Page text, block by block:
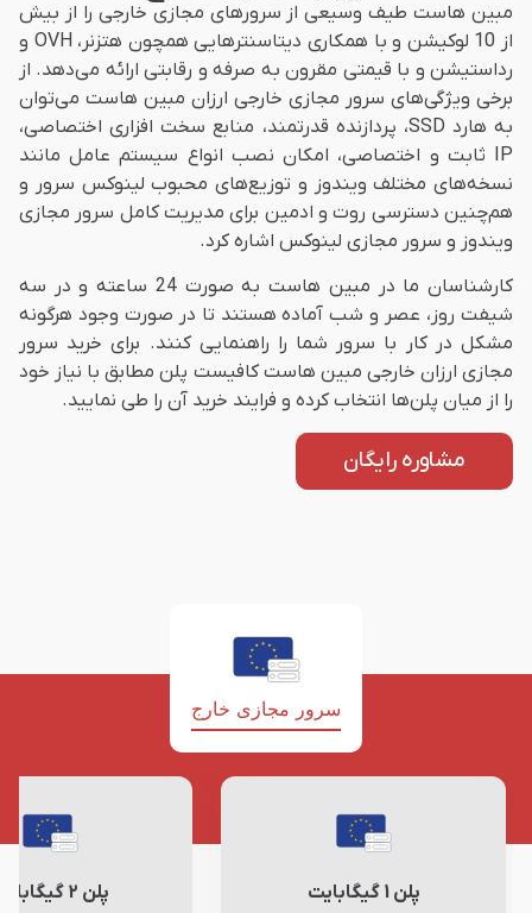
مبین هاست طیف وسیعی از سرورهای مجازی خارجی را از بیش
از 10 لوکیشن و با همکاری دیتاسنترهایی همچون هتزنر، OVH و
رداستیشن و با قیمتی مقرون به صرفه و رقابتی ارائه می‌دهد. از
برخی ویژگی‌های سرور مجازی خارجی ارزان مبین هاست می‌توان
به هارد SSD، پردازنده قدرتمند، منابع سخت افزاری اختصاصی،
IP ثابت و اختصاصی، امکان نصب انواع سیستم عامل مانند
نسخه‌های مختلف ویندوز و توزیع‌های محبوب لینوکس سرور و
هم‌چنین دسترسی روت و ادمین برای مدیریت کامل سرور مجازی
ویندوز و سرور مجازی لینوکس اشاره کرد.
کارشناسان ما در مبین هاست به صورت 24 ساعته و در سه
شیفت روز، عصر و شب آماده هستند تا در صورت وجود هرگونه
مشکل در کار با سرور شما را راهنمایی کنند. برای خرید سرور
مجازی ارزان خارجی مبین هاست کافیست پلن مطابق با نیاز خود
را از میان پلن‌ها انتخاب کرده و فرایند خرید آن را طی نمایید.
مشاوره رایگان
سرور مجازی خارج
پلن 1 گیگابایت پلن 2 گیگابایت